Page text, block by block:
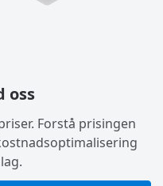
oss
Forstå prisingen